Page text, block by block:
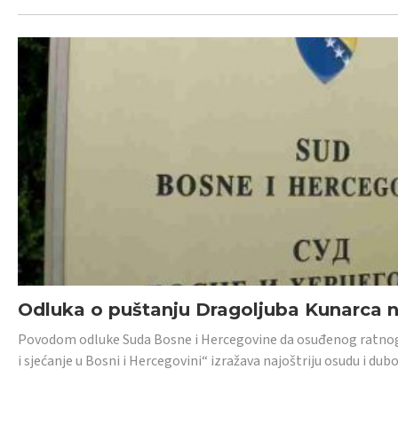
Odluka o puštanju Dragoljuba Kunarca
Povodom odluke Suda Bosne i Hercegovine da osuđenog
i sjećanje u Bosni i Hercegovini“ izražava najoštriju osudu i